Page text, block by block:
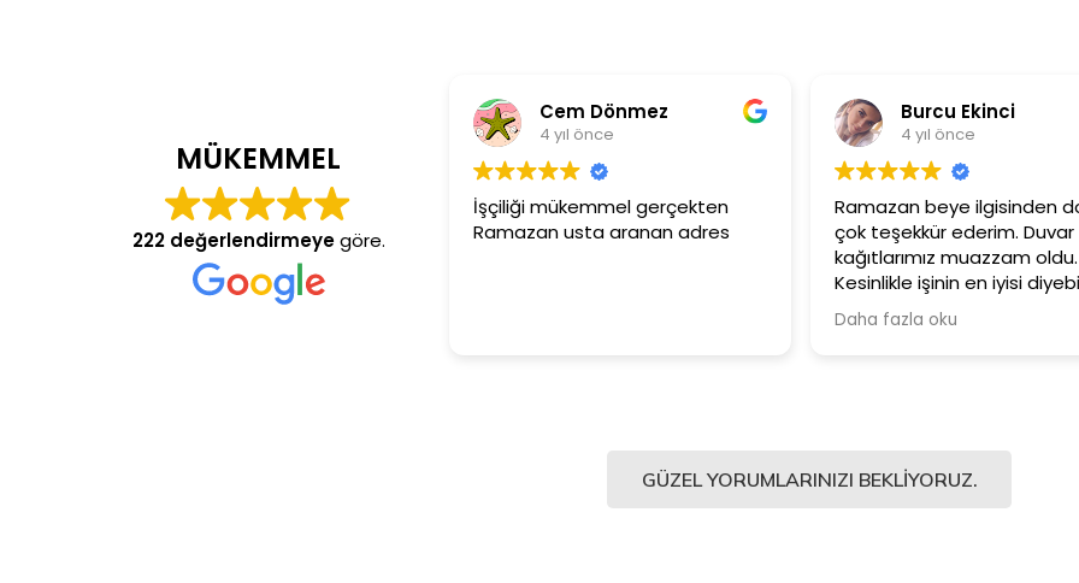
MÜKEMMEL
222 değerlendirmeyegöre.
Cem Dönmez
İşçiliği mükemmel gerçekten
Ramazan usta aranan adres
Burcu Ekinci
Ramazan beye ilgisinden dolayı
çok teşekkür ederim. Duvar
kağıtlarımız muazzam oldu.
Kesinlikle işinin en iyisi diyebilirim.
Şiddetle tavsiye ediyorum.
Ürünler
Güler
GÜZEL YORUMLARINIZI BEKLIYORUZ.